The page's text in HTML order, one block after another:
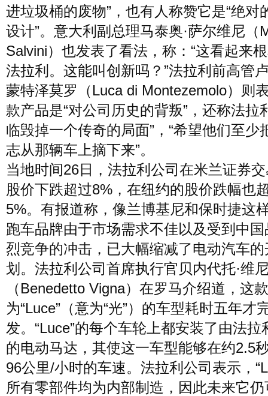
进垃圾桶的废物”，也有人称赞它是“绝对
设计”。意大利副总理马泰奥·萨尔维尼（
Salvini）也发表了看法，称：“这看起来
法拉利。这能叫创新吗？”法拉利前高管卢
蒙特泽莫罗（Luca di Montezemolo）则
款产品是“对公司历史的背叛”，还称法拉
临毁掉一个传奇的局面”，“希望他们至少
志从那辆车上摘下来”。
当地时间26日，法拉利公司在米兰证券
股价下跌超过8%，在纽约的股价跌幅也
5%。有报道称，像兰博基尼和保时捷这
跑车品牌由于市场需求不佳以及受到中
烈竞争的冲击，已大幅缩减了电动汽车
划。法拉利公司首席执行官贝内代托·维
（Benedetto Vigna）在罗马介绍道，这
为“Luce”（意为“光”）的车型耗时五年才
发。“Luce”的每个车轮上都安装了由法拉
的电动马达，其使这一车型能够在约2.5
96公里/小时的车速。法拉利公司表示，
所有零部件均为内部制造，因此未来它